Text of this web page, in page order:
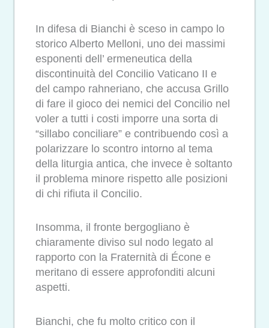
In difesa di Bianchi è sceso in campo lo
storico Alberto Melloni, uno dei massimi
esponenti dell’ ermeneutica della
discontinuità del Concilio Vaticano II e
del campo rahneriano, che accusa Grillo
di fare il gioco dei nemici del Concilio nel
voler a tutti i costi imporre una sorta di
“sillabo conciliare” e contribuendo così a
polarizzare lo scontro intorno al tema
della liturgia antica, che invece è soltanto
il problema minore rispetto alle posizioni
di chi rifiuta il Concilio.
Insomma, il fronte bergogliano è
chiaramente diviso sul nodo legato al
rapporto con la Fraternità di Écone e
meritano di essere approfonditi alcuni
aspetti.
Bianchi, che fu molto critico con il